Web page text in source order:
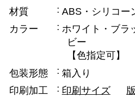
材質
ABS・シリコ
カラー
ホワイト・ブラ
ビー
【色指定可】
包装形態
箱入り
印刷加工
印刷サイズ